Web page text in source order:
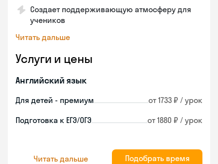
Создает поддерживающую атмосферу для
учеников
Читать дальше
Услуги и цены
Английский язык
Для детей - премиум от 1733 ₽ / урок
Подготовка к ЕГЭ/ОГЭ от 1880 ₽ / урок
Читать дальше Подобрать время